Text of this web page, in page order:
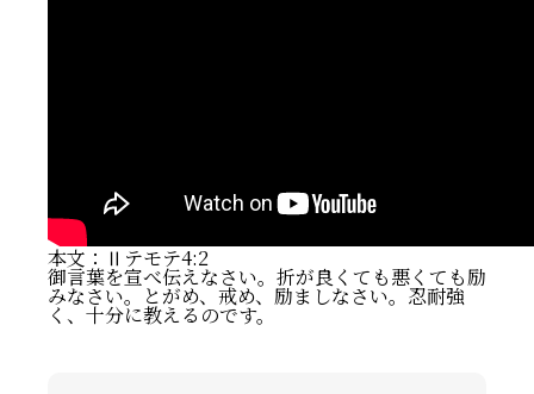
本文：Ⅱテモテ4:2
御言葉を宣べ伝えなさい。折が良くても悪くても励
みなさい。とがめ、戒め、励ましなさい。忍耐強
く、十分に教えるのです。